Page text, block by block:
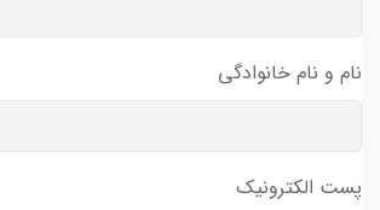
نام و نام خانوادگی
پست الکترونیک